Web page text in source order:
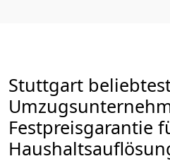
Stuttgart
Festpreisgarantie